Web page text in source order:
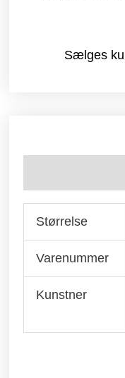
Sælges
Størrelse
Varenummer
Kunstner